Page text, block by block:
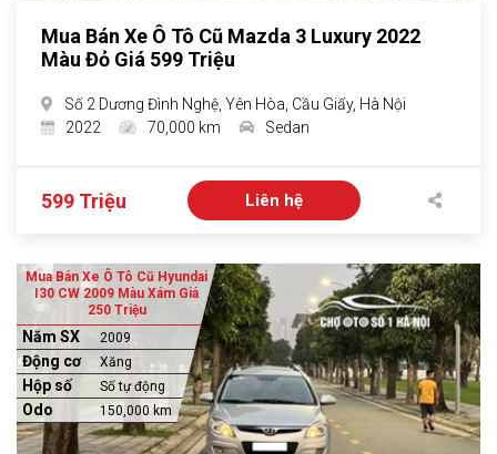
Mua Bán Xe Ô Tô Cũ Mazda 3 Luxury 2022
Màu Đỏ Giá 599 Triệu
Số 2 Dương Đình Nghệ, Yên Hòa, Cầu Giấy, Hà Nội
2022
70,000 km Sedan
599 Triệu Liên hệ
Mua Bán Xe Ô Tô Cũ Hyundai
I30 CW 2009 Màu Xám Giá
250 Triệu
Năm SX 2009
Động cơ Xăng
Hộp số Số tự động
Odo 150,000 km